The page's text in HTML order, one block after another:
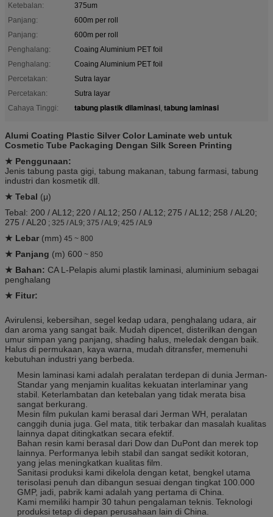
Ketebalan:
375um
Panjang:
600m per roll
Panjang:
600m per roll
Penghalang:
Coaing Aluminium PET foil
Penghalang:
Coaing Aluminium PET foil
Percetakan:
Sutra layar
Percetakan:
Sutra layar
Cahaya Tinggi:
tabung plastik dilaminasi, tabung laminasi
Alumi Coating Plastic Silver Color Laminate web untuk
Cosmetic Tube Packaging Dengan Silk Screen Printing
★ Penggunaan:
Jenis tabung pasta gigi, tabung makanan, tabung farmasi, tabung
industri dan kosmetik dll.
★ Tebal (μ)
Tebal: 200 / AL12; 220 / AL12; 250 / AL12; 275 / AL12; 258 / AL20;
275 / AL20 ; 325 / AL9; 375 / AL9; 425 / AL9
★ Lebar (mm) 45 ~ 800
★ Panjang (m) 600 ~ 850
★ Bahan: CA L-Pelapis alumi plastik laminasi, aluminium sebagai
penghalang
★ Fitur:
Avirulensi, kebersihan, segel kedap udara, penghalang udara, air
dan aroma yang sangat baik. Mudah dipencet, disterilkan dengan
umur simpan yang panjang, shading halus, meledak dengan baik.
Halus di permukaan, kaya warna, mudah ditransfer, memenuhi
kebutuhan industri yang berbeda.
Mesin laminasi kami adalah peralatan terdepan di dunia Jerman-
Standar yang menjamin kualitas kekuatan interlaminar yang
stabil. Keterlambatan dan ketebalan yang tidak merata bisa
sangat berkurang.
Mesin film pukulan kami berasal dari Jerman WH, peralatan
canggih dunia juga. Gel mata, titik terbakar dan masalah kualitas
lainnya dapat ditingkatkan secara efektif.
Bahan resin kami berasal dari Dow dan DuPont dan merek top
lainnya. Performanya lebih stabil dan sangat sedikit kotoran,
yang jelas meningkatkan kualitas film.
Sanitasi produksi kami dikelola dengan ketat, bengkel utama
terisolasi penuh dan dibangun sesuai dengan tingkat 100.000
GMP, jadi, pabrik kami adalah yang pertama di China.
Kami memiliki hampir 30 tahun pengalaman teknis. Teknologi
produksi tetap di depan perusahaan lain di China.